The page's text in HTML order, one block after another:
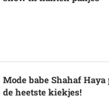
Mode babe Shahaf
de heetste kiekjes!